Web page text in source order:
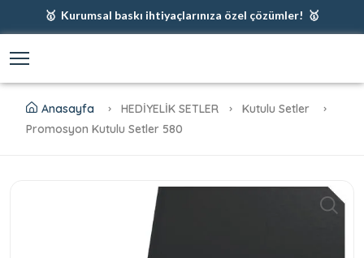
🥇 Kurumsal baskı ihtiyaçlarınıza özel çözümler! 🥇
🥇 Fiyatlarımıza baskı ve kargo dahildir! 🥇
Anasayfa HEDİYELİK SETLER
Kutulu Setler
Promosyon Kutulu Setler 580